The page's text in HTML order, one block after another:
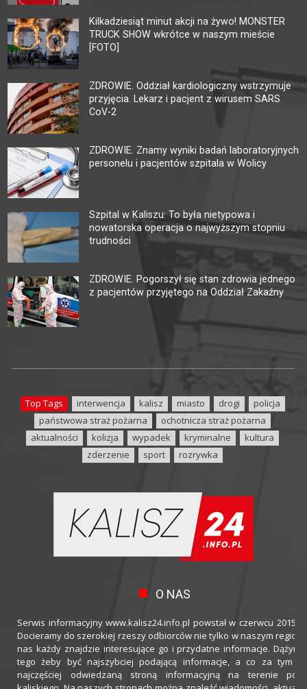
Kilkadziesiąt minut akcji na żywo! MONSTER
TRUCK SHOW wkrótce w naszym mieście
[FOTO]
ZDROWIE. Oddział kardiologiczny wstrzymuje
przyjęcia. Lekarz i pacjent z wirusem SARS
CoV-2
ZDROWIE. Znamy wyniki badań laboratoryjnych
personelu i pacjentów szpitala w Wolicy
Szpital w Kaliszu: To była nietypowa i
nowatorska operacja o najwyższym stopniu
trudności
ZDROWIE. Pogorszył się stan zdrowia jednego
z pacjentów przyjętego na Oddział Zakaźny
Top Tags interwencja kalisz miasto drogi
policja
państwowa straż pożarna
ochotnicza straż pożarna
aktualności
kolizja wypadek kryminalne
kultura
zderzenie
sport rozrywka
O NAS
Serwis informacyjny www.kalisz24.info.pl powstał w czerwcu 2015
Docieramy do szerokiej rzeszy odbiorców nie tylko w naszym
nas każdy znajdzie interesujące go i przydatne informacje.
tego żeby być najszybciej podającą informacje, a co za tym
najczęściej odwiedzaną stroną informacyjną na terenie